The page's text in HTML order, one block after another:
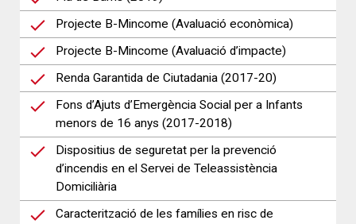
Projecte B-Mincome (Avaluació econòmica)
Projecte B-Mincome (Avaluació d’impacte)
Renda Garantida de Ciutadania (2017-20)
Fons d’Ajuts d’Emergència Social per a Infants
menors de 16 anys (2017-2018)
Dispositius de seguretat per la prevenció
d’incendis en el Servei de Teleassistència
Domiciliària
Caracterització de les famílies en risc de